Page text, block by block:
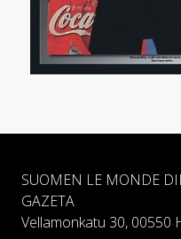
SUOMEN LE MONDE
GAZETA
Vellamonkatu 30, 00550